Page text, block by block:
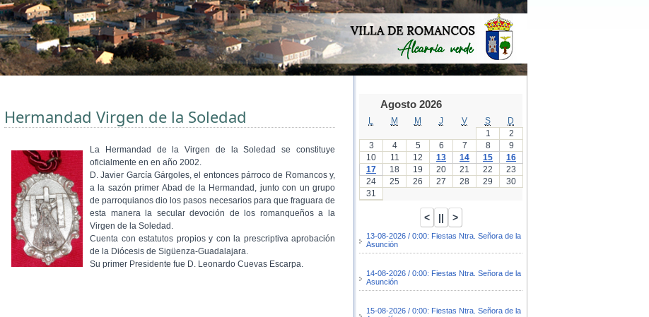
Hermandad Virgen de la Soledad
La Hermandad de la Virgen de la Soledad se constituye
oficialmente en en año 2002.
D. Javier García Gárgoles, el entonces párroco de Romancos y,
a la sazón primer Abad de la Hermandad, junto con un grupo
de parroquianos dio los pasos necesarios para que fraguara de
esta manera la secular devoción de los romanqueños a la
Virgen de la Soledad.
Cuenta con estatutos propios y con la prescriptiva aprobación
de la Diócesis de Sigüenza-Guadalajara.
Su primer Presidente fue D. Leonardo Cuevas Escarpa.
Agosto 2026
M M J V S
D
1
2
3
4 5 6 7 8
9
10
11 12 13 14 15
16
17
18 19 20 21 22
23
24
25 26 27 28 29
30
31
13-08-2026 / 0:00: Fiestas Ntra. Señora de la
Asunción
14-08-2026 / 0:00: Fiestas Ntra. Señora de la
Asunción
15-08-2026 / 0:00: Fiestas Ntra. Señora de la